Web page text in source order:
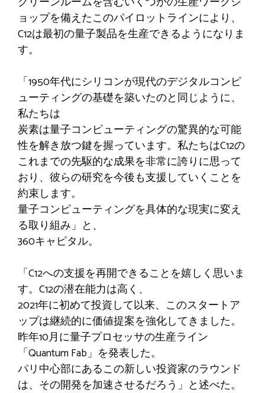
ョップを備えたこのパイロットラインにより、
C12は最初の量子製品を生産できるようになりま
す。
「1950年代にシリコンが現代のデジタルコンピ
ューティングの基礎を築いたのと同じように、
私たちは
炭素は量子コンピューティングの驚異的な可能
性を解き放つ鍵を握っています。私たちはC12の
これまでの先駆的な成果を非常に誇りに思って
おり、彼らの研究を今後も支援していくことを
約束します。
量子コンピューティングを具体的な現実に変え
る取り組み」と、
360キャピタル。
「C12への支援を再開できることを嬉しく思いま
す。C12の潜在能力は高く、
2021年に初めて投資して以来、このスタートア
ップは継続的に価値提案を強化してきました。
昨年10月に量子プロセッサの生産ライン
「Quantum Fab」を発表した。
パリ中心部にあるこの新しい投資家のラウンド
は、その開発を加速させるだろう」と述べた。